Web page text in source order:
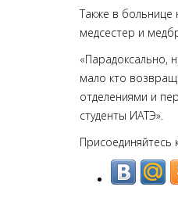
Также в больнице
медсестер и
«Парадоксально,
мало кто
отделениями и
студенты ИАТЭ».
Присоединяйтесь